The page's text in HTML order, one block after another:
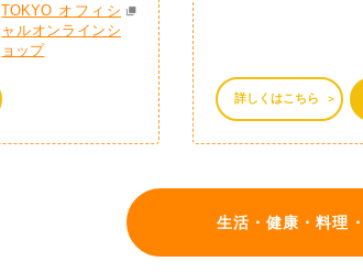
TOKYO オフィシ
ャルオンラインシ
ョップ
詳しくはこちら
生活・健康・料理